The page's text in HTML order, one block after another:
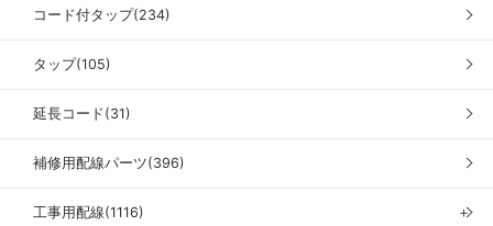
コード付タップ(234)
タップ(105)
延長コード(31)
補修用配線パーツ(396)
工事用配線(1116) ＋